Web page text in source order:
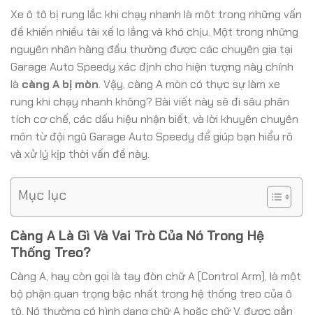
Xe ô tô bị rung lắc khi chạy nhanh là một trong những vấn
đề khiến nhiều tài xế lo lắng và khó chịu. Một trong những
nguyên nhân hàng đầu thường được các chuyên gia tại
Garage Auto Speedy xác định cho hiện tượng này chính
là càng A bị mòn. Vậy, càng A mòn có thực sự làm xe
rung khi chạy nhanh không? Bài viết này sẽ đi sâu phân
tích cơ chế, các dấu hiệu nhận biết, và lời khuyên chuyên
môn từ đội ngũ Garage Auto Speedy để giúp bạn hiểu rõ
và xử lý kịp thời vấn đề này.
Mục lục
Càng A Là Gì Và Vai Trò Của Nó Trong Hệ
Thống Treo?
Càng A, hay còn gọi là tay đòn chữ A (Control Arm), là một
bộ phận quan trọng bậc nhất trong hệ thống treo của ô
tô. Nó thường có hình dạng chữ A hoặc chữ V, được gắn